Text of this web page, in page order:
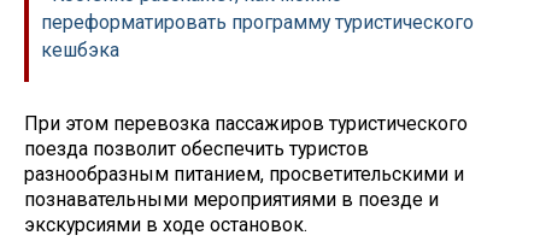
переформатировать программу туристического
кешбэка
При этом перевозка пассажиров туристического
поезда позволит обеспечить туристов
разнообразным питанием, просветительскими и
познавательными мероприятиями в поезде и
экскурсиями в ходе остановок.